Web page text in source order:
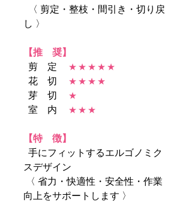
〈 剪定・整枝・間引き・切り戻
し 〉
【推 奨】
剪 定 ★ ★ ★ ★ ★
花 切 ★ ★ ★ ★
芽 切 ★
室 内 ★ ★ ★
【特 徴】
手にフィットするエルゴノミク
スデザイン
〈 省力・快適性・安全性・作業
向上をサポートします 〉